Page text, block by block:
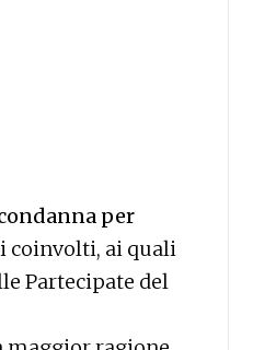
per
coinvolti, ai quali
Partecipate del